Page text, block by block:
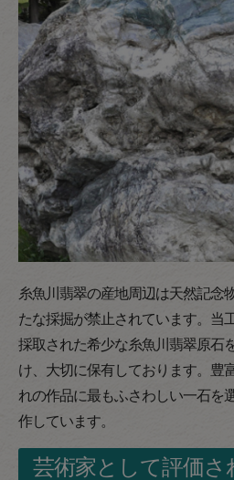
糸魚川翡翠の産地周辺は天然記念
たな採掘が禁止されています。当
採取された希少な糸魚川翡翠原石
け、大切に保有しております。豊
れの作品に最もふさわしい一石を
作しています。
芸術家として評価さ